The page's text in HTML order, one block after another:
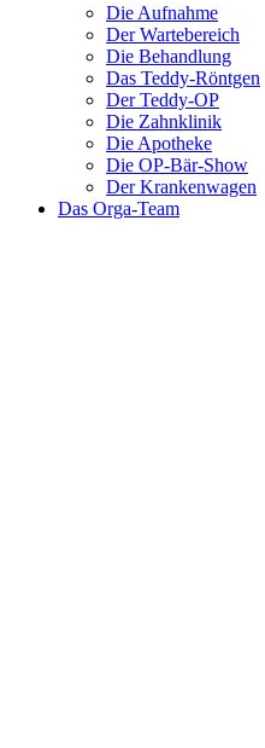
Die Aufnahme
Der Wartebereich
Die Behandlung
Das Teddy-Röntgen
Der Teddy-OP
Die Zahnklinik
Die Apotheke
Die OP-Bär-Show
Der Krankenwagen
Das Orga-Team